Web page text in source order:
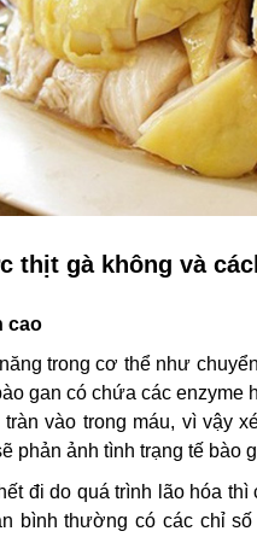
thịt gà không và
cao
trong cơ thể như
gan có chứa các
vào trong máu, vì vậy
phản ảnh tình trạng tế bào
đi do quá trình lão hóa
bình thường có các chỉ số